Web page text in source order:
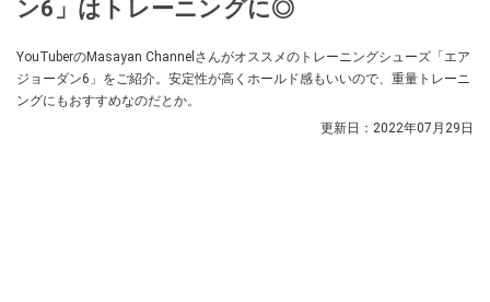
ン6」はトレーニングに◎
YouTuberのMasayan Channelさんがオススメのトレーニングシューズ「エア
ジョーダン6」をご紹介。安定性が高くホールド感もいいので、重量トレーニ
ングにもおすすめなのだとか。
更新日： 2022年07月29日